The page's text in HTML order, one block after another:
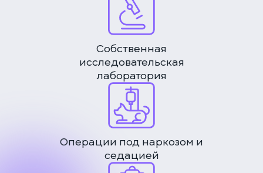
Собственная
исследовательская
лаборатория
Операции под наркозом и
седацией